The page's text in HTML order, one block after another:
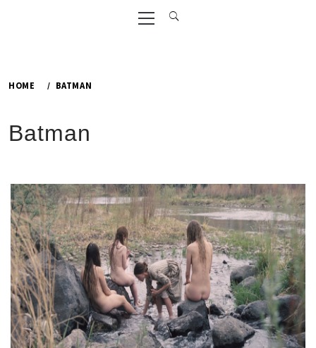
Primary
Menu
HOME BATMAN
Batman